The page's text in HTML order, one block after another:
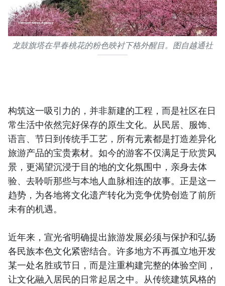
龙鼓旗塔在早春桃花的粉色映衬下格外醒目。图自越通社
构筑这一吸引力的，并非新建的工程，而是社区在日
常生活中依然完好保存的原生文化。从民居、服饰、
语言、节日到传统手工艺，所有元素都是打造差异化
旅游产品的宝贵素材。如今的游客不仅满足于欣赏风
景，更渴望沉浸于目的地的文化氛围中，亲身去体
验、去聆听那些与本地人血脉相连的故事。正是这一
趋势，为各地将文化遗产转化为竞争优势创造了前所
未有的机遇。
近年来，宣光省明确提出旅游发展必须与保护和弘扬
各民族本色文化紧密结合。许多地方不再孤立地开发
某一处名胜或节日，而是注重构建完整的体验空间，
让文化融入居民的日常起居之中。从传统建筑风格的